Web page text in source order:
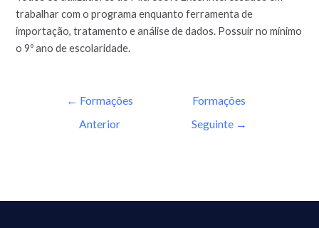
trabalhar com o programa enquanto ferramenta de
importação, tratamento e análise de dados. Possuir no mínimo
o 9º ano de escolaridade.
← Formações
Anterior
Formações
Seguinte →